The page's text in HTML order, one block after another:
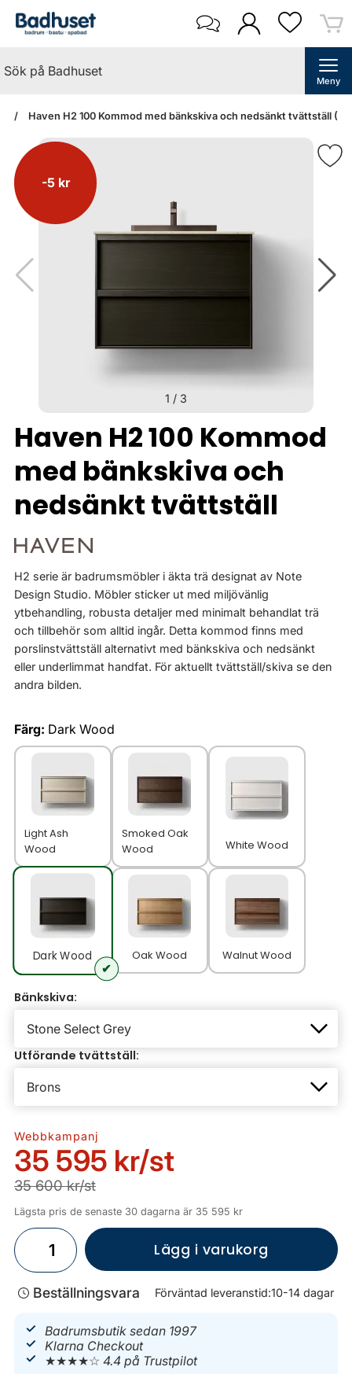
Meny
Haven H2 100 Kommod med bänkskiva och nedsänkt tvättställ
-5 kr
1 / 3
Haven H2 100 Kommod
med bänkskiva och
nedsänkt tvättställ
H2 serie är badrumsmöbler i äkta trä designat av Note
Design Studio. Möbler sticker ut med miljövänlig
ytbehandling, robusta detaljer med minimalt behandlat trä
och tillbehör som alltid ingår. Detta kommod finns med
porslinstvättställ alternativt med bänkskiva och nedsänkt
eller underlimmat handfat. För aktuellt tvättställ/skiva se den
andra bilden.
Färg: Dark Wood
Light Ash
Wood
Smoked Oak
Wood
White Wood
Dark Wood Oak Wood Walnut Wood
Bänkskiva:
Utförande tvättställ:
Webbkampanj
35 595 kr/st
35 600 kr/st
Lägsta pris de senaste 30 dagarna är 35 595 kr
Lägg i varukorg
Beställningsvara Förväntad leveranstid:10-14 dagar
Badrumsbutik sedan 1997
Klarna Checkout
★★★★☆4.4 på Trustpilot